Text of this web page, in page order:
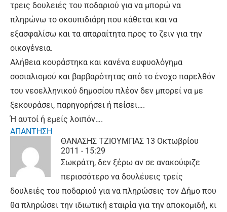
τρεις δουλειές του ποδαριού για να μπορώ να
πληρώνω το σκουπιδιάρη που κάθεται και να
εξασφαλίσω και τα απαραίτητα προς το ζειν για την
οικογένεια.
Αλήθεια κουράστηκα και κανένα ευφυολόγημα
σοσιαλισμού και βαρβαρότητας από το ένοχο παρελθόν
του νεοελληνικού δημοσίου πλέον δεν μπορεί να με
ξεκουράσει, παρηγορήσει ή πείσει….
Ή αυτοί ή εμείς λοιπόν….
ΑΠΑΝΤΗΣΗ
ΘΑΝΑΣΗΣ ΤΖΙΟΥΜΠΑΣ 13 Οκτωβρίου
2011 - 15:29
Σωκράτη, δεν ξέρω αν σε ανακούφιζε
περισσότερο να δουλέυεις τρείς
δουλειές του ποδαριού για να πληρώσεις τον Δήμο που
θα πληρώσει την ιδιωτική εταιρία για την αποκομιδή, κι